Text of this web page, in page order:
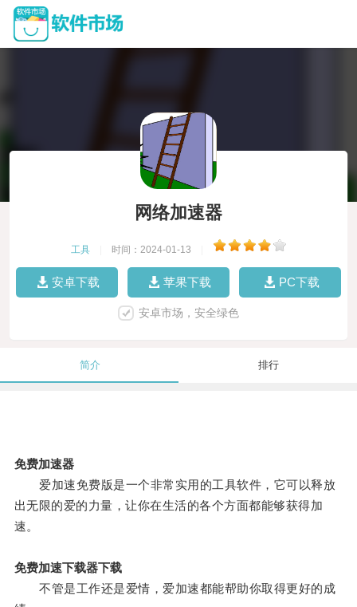
网络加速器
工具 时间：2024-01-13
安卓下载 苹果下载 PC下载
安卓市场，安全绿色
简介 排行
免费加速器
爱加速免费版是一个非常实用的工具软件，它可以释放
出无限的爱的力量，让你在生活的各个方面都能够获得加
速。
免费加速下载器下载
不管是工作还是爱情，爱加速都能帮助你取得更好的成